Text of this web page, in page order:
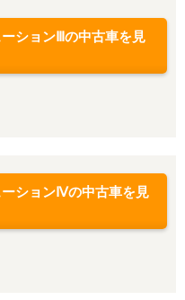
ションⅢの中古車を見
ションⅣの中古車を見